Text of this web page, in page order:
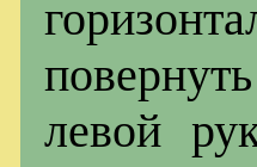
левой